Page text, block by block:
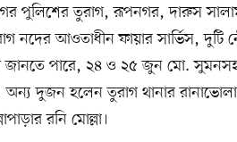
পুলিশের তুরাগ, রূপনগর, দারুস
নদের আওতাধীন ফায়ার সার্ভিস, দুটি
পারে, ২৪ ও ২৫ জুন মো. সুমনসহ
অন্য দুজন হলেন তুরাগ থানার
রনি মোল্লা।